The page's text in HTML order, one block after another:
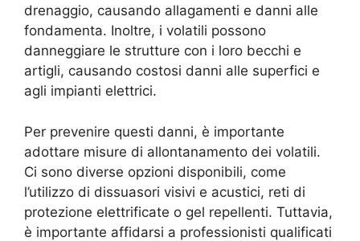
drenaggio, causando allagamenti e danni alle
fondamenta. Inoltre, i volatili possono
danneggiare le strutture con i loro becchi e
artigli, causando costosi danni alle superfici e
agli impianti elettrici.
Per prevenire questi danni, è importante
adottare misure di allontanamento dei volatili.
Ci sono diverse opzioni disponibili, come
l’utilizzo di dissuasori visivi e acustici, reti di
protezione elettrificate o gel repellenti. Tuttavia,
è importante affidarsi a professionisti qualificati